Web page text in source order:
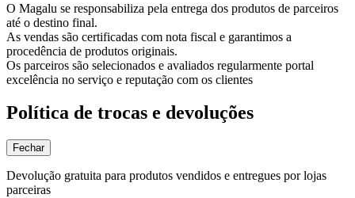
O Magalu se responsabiliza pela entrega dos produtos de parceiros
até o destino final.
As vendas são certificadas com nota fiscal e garantimos a
procedência de produtos originais.
Os parceiros são selecionados e avaliados regularmente portal
excelência no serviço e reputação com os clientes
Política de trocas e devoluções
Fechar
Devolução gratuita para produtos vendidos e entregues por lojas
parceiras